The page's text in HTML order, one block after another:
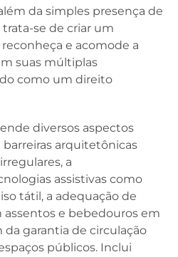
da simples presença de
trata-se de criar um
e acomode a
suas múltiplas
como um direito
diversos aspectos
barreiras arquitetônicas
a
assistivas como
tátil, a adequação de
e bebedouros em
da garantia de circulação
públicos. Inclui